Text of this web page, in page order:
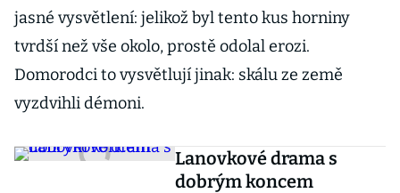
jasné vysvětlení: jelikož byl tento kus horniny
tvrdší než vše okolo, prostě odolal erozi.
Domorodci to vysvětlují jinak: skálu ze země
vyzdvihli démoni.
Lanovkové drama s
dobrým koncem